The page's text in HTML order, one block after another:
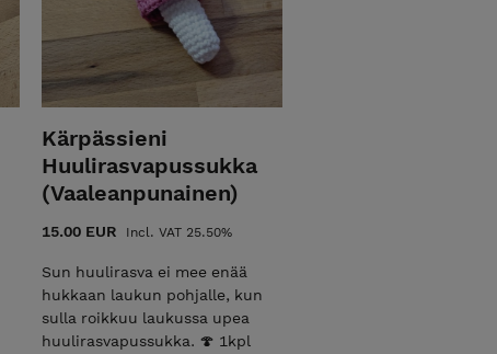
Kärpässieni
Huulirasvapussukka
(Vaaleanpunainen)
15.00 EUR Incl. VAT 25.50%
Sun huulirasva ei mee enää
hukkaan laukun pohjalle, kun
sulla roikkuu laukussa upea
huulirasvapussukka. 🍄 1kpl